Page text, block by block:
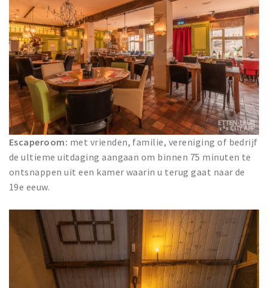
Escaperoom: met vrienden, familie, vereniging of bedrijf
de ultieme uitdaging aangaan om binnen 75 minuten te
ontsnappen uit een kamer waarin u terug gaat naar de
19e eeuw.